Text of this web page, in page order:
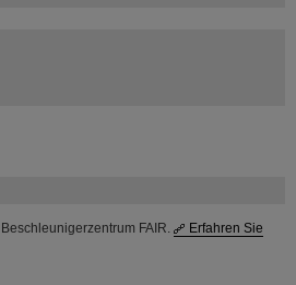
FAIR.
Erfahren Sie